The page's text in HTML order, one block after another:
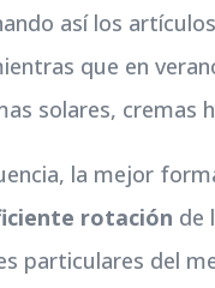
así los
que en
solares, cremas
la mejor
rotación de
particulares del